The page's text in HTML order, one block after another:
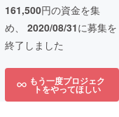
161,500円の資金を集
め、 2020/08/31に募集を
終了しました
もう一度プロジェク
トをやってほしい